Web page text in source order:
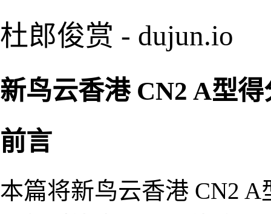
杜郎俊赏 - dujun.io
新鸟云香港 CN2 A型得
前言
本篇将新鸟云香港 CN2